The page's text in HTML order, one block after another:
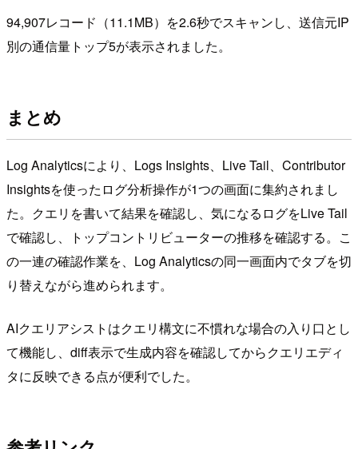
94,907レコード（11.1MB）を2.6秒でスキャンし、送信元IP
別の通信量トップ5が表示されました。
まとめ
Log Analyticsにより、Logs Insights、Live Tail、Contributor
Insightsを使ったログ分析操作が1つの画面に集約されまし
た。クエリを書いて結果を確認し、気になるログをLive Tail
で確認し、トップコントリビューターの推移を確認する。こ
の一連の確認作業を、Log Analyticsの同一画面内でタブを切
り替えながら進められます。
AIクエリアシストはクエリ構文に不慣れな場合の入り口とし
て機能し、diff表示で生成内容を確認してからクエリエディ
タに反映できる点が便利でした。